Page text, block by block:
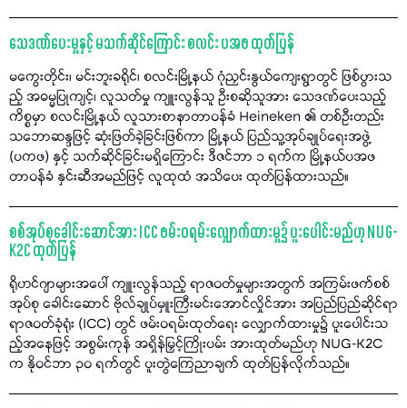
သေဒဏ်ပေးမှုနှင့် မသက်ဆိုင်ကြောင်း စလင်း ပအဖ ထုတ်ပြန်
မကွေးတိုင်း၊ မင်းဘူးခရိုင်၊ စလင်းမြို့နယ် ဂုံညှင်းနွယ်ကျေးရွာတွင် ဖြစ်ပွားသ
ည့် အဓမ္မပြုကျင့်၊ လူသတ်မှု ကျူးလွန်သူ ဦးစဆိုသူအား သေဒဏ်ပေးသည့်
ကိစ္စမှာ စလင်းမြို့နယ် လူသားစာနာတာဝန်ခံ Heineken ၏ တစ်ဦးတည်း
သဘောဆန္ဒဖြင့် ဆုံးဖြတ်ခဲ့ခြင်းဖြစ်ကာ မြို့နယ် ပြည်သူ့အုပ်ချုပ်ရေးအဖွဲ့
(ပကဖ) နှင့် သက်ဆိုင်ခြင်းမရှိကြောင်း ဒီဇင်ဘာ ၁ ရက်က မြို့နယ်ပအဖ
တာဝန်ခံ နှင်းဆီအမည်ဖြင့် လူထုထံ အသိပေး ထုတ်ပြန်ထားသည်။
စစ်အုပ်စုခေါင်းဆောင်အား ICC ဖမ်းဝရမ်းလျှောက်ထားမှု၌ ပူးပေါင်းမည်ဟု NUG-
K2C ထုတ်ပြန်
ရိုဟင်ဂျာများအပေါ် ကျူးလွန်သည့် ရာဇဝတ်မှုများအတွက် အကြမ်းဖက်စစ်
အုပ်စု ခေါင်းဆောင် ဗိုလ်ချုပ်မှူးကြီးမင်းအောင်လှိုင်အား အပြည်ပြည်ဆိုင်ရာ
ရာဇဝတ်ခုံရုံး (ICC) တွင် ဖမ်းဝရမ်းထုတ်ရေး လျှောက်ထားမှု၌ ပူးပေါင်းသ
ည့်အနေဖြင့် အစွမ်းကုန် အရှိန်မြှင့်ကြိုးပမ်း အားထုတ်မည်ဟု NUG-K2C
က နိုဝင်ဘာ ၃၀ ရက်တွင် ပူးတွဲကြေညာချက် ထုတ်ပြန်လိုက်သည်။